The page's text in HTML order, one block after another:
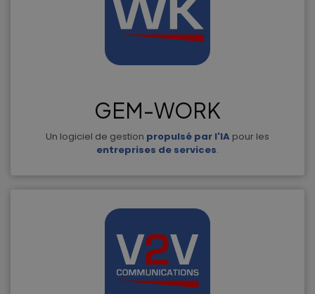
GEM-WORK
Un logiciel de gestion propulsé par l'IA pour les
entreprises de services.